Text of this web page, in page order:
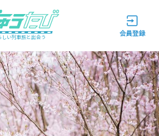
しい列車旅と出会う